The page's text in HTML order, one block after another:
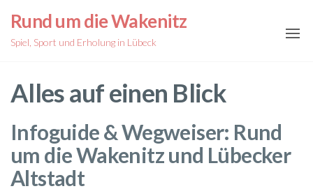
Inhalt
springen
Rund um die Wakenitz
Spiel, Sport und Erholung in Lübeck
Alles auf einen Blick
Infoguide & Wegweiser: Rund
um die Wakenitzund Lübecker
Altstadt